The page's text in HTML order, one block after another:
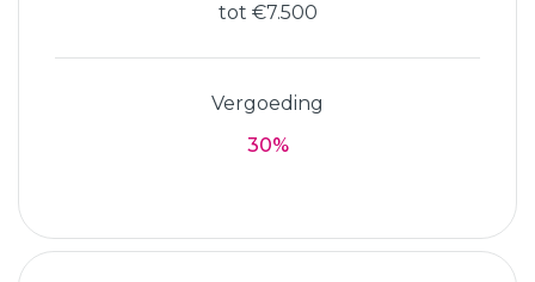
tot €7.500
Vergoeding
30%